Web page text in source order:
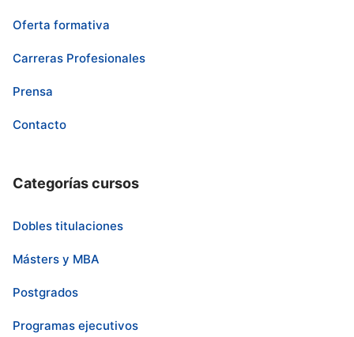
Oferta formativa
Carreras Profesionales
Prensa
Contacto
Categorías cursos
Dobles titulaciones
Másters y MBA
Postgrados
Programas ejecutivos